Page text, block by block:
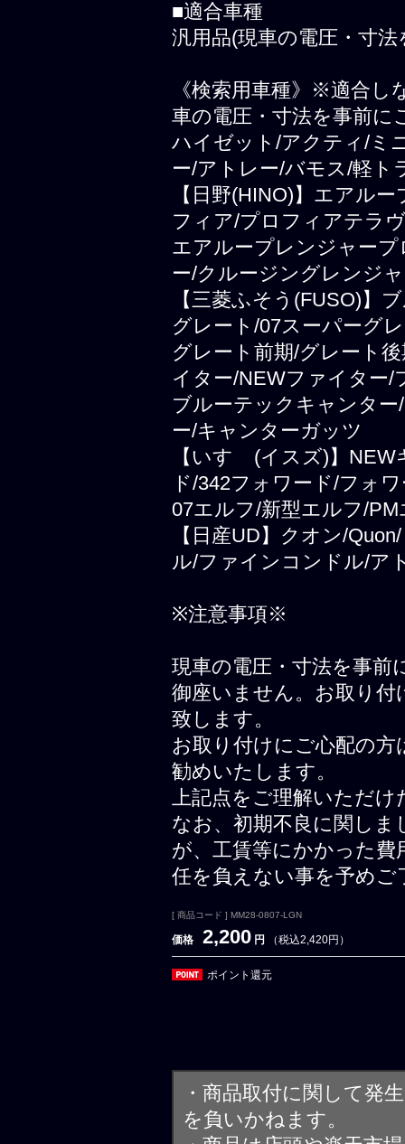
■適合車種
汎用品(現車の電圧・寸
《検索用車種》※適合し
車の電圧・寸法を事前に
ハイゼット/アクティ/ミ
ー/アトレー/バモス/軽ト
【日野(HINO)】エアル
フィア/プロフィアテラ
エアループレンジャー
ー/クルージングレンジ
【三菱ふそう(FUSO)】
グレート/07スーパーグ
グレート前期/グレート
イター/NEWファイター/
ブルーテックキャンタ
ー/キャンターガッツ
【いすゞ(イスズ)】
ド/342フォワード/フォ
07エルフ/新型エルフ/
【日産UD】クオン/
ル/ファインコンドル/ア
※注意事項※
現車の電圧・寸法を事前
御座いません。お取り
致します。
お取り付けにご心配の
勧めいたします。
上記点をご理解いただけ
なお、初期不良に関し
が、工賃等にかかった費
任を負えない事を予めご
[ 商品コード ] MM28-0807-LGN
価格 2,200 円 （税込2,420円）
ポイント還元
・商品取付に関して発
を負いかねます。